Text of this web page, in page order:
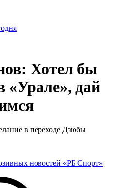
Хотел бы
«Урале», дай
в переходе Дзюбы
новостей «РБ Спорт»